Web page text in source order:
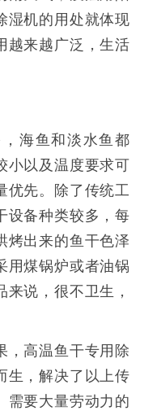
湿机的用处就体现
越来越广泛，生活
海鱼和淡水鱼都
小以及温度要求可
优先。除了传统工
设备种类较多，每
烤出来的鱼干色泽
用煤锅炉或者油锅
说，很不卫生，
高温鱼干专用除
生，解决了以上传
需要大量劳动力的